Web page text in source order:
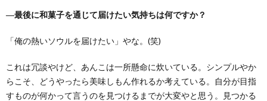
―最後に和菓子を通じて届けたい気持ちは何ですか？
「俺の熱いソウルを届けたい」やな。(笑)
これは冗談やけど、あんこは一所懸命に炊いている。シンプルやか
らこそ、どうやったら美味しもん作れるか考えている。自分が目指
すものが何かって言うのを見つけるまでが大変やと思う。見つかる